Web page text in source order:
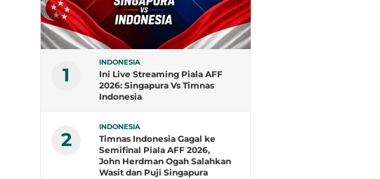
1
INDONESIA
Ini Live Streaming Piala AFF
2026: Singapura Vs Timnas
Indonesia
2
INDONESIA
Timnas Indonesia Gagal ke
Semifinal Piala AFF 2026,
John Herdman Ogah Salahkan
Wasit dan Puji Singapura